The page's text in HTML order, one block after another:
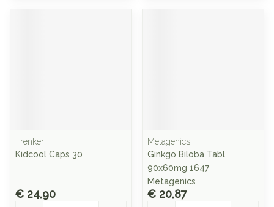
Trenker
Kidcool Caps 30
€ 24,90
Metagenics
Ginkgo Biloba Tabl
90x60mg 1647
Metagenics
€ 20,87